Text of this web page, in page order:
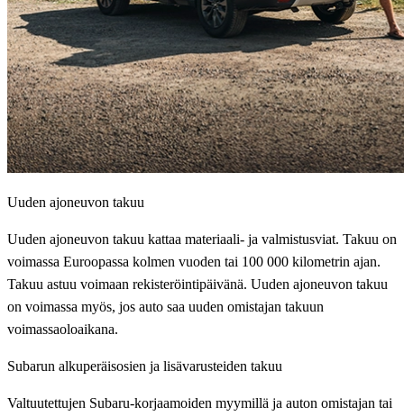
Uuden ajoneuvon takuu
Uuden ajoneuvon takuu kattaa materiaali- ja valmistusviat. Takuu on
voimassa Euroopassa kolmen vuoden tai 100 000 kilometrin ajan.
Takuu astuu voimaan rekisteröintipäivänä. Uuden ajoneuvon takuu
on voimassa myös, jos auto saa uuden omistajan takuun
voimassaoloaikana.
Subarun alkuperäisosien ja lisävarusteiden takuu
Valtuutettujen Subaru-korjaamoiden myymillä ja auton omistajan tai